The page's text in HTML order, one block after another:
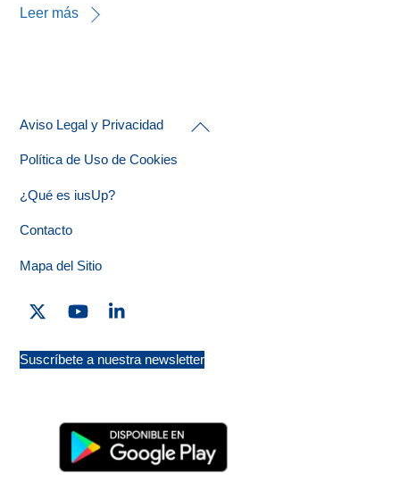
Leer más
Back
Aviso Legal y Privacidad
Política de Uso de Cookies
¿Qué es iusUp?
Contacto
Mapa del Sitio
YouTube
Suscríbete a nuestra newsletter